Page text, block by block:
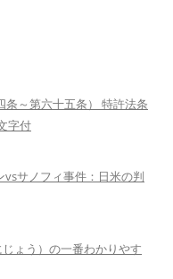
～第六十五条） 特許法条
字付
サノフィ事件：日米の判
ょう）の一番わかりやす